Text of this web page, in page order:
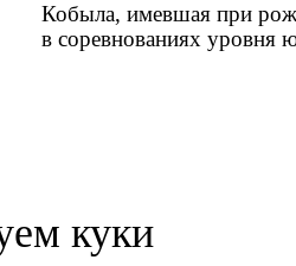
Кобыла, имевшая при
в соревнованиях уровня
куки